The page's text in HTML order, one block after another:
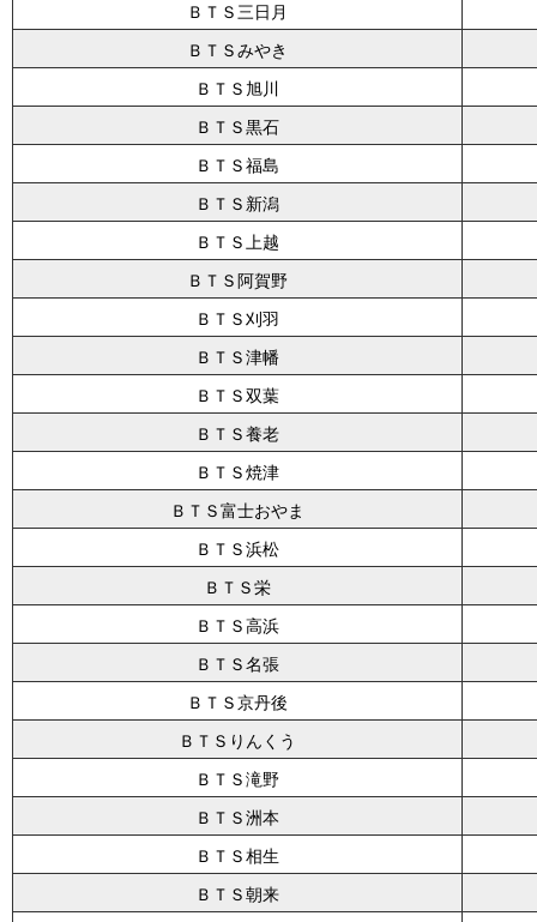
ＢＴＳ三日月
ＢＴＳみやき
ＢＴＳ旭川
ＢＴＳ黒石
ＢＴＳ福島
ＢＴＳ新潟
ＢＴＳ上越
ＢＴＳ阿賀野
ＢＴＳ刈羽
ＢＴＳ津幡
ＢＴＳ双葉
ＢＴＳ養老
ＢＴＳ焼津
ＢＴＳ富士おやま
ＢＴＳ浜松
ＢＴＳ栄
ＢＴＳ高浜
ＢＴＳ名張
ＢＴＳ京丹後
ＢＴＳりんくう
ＢＴＳ滝野
ＢＴＳ洲本
ＢＴＳ相生
ＢＴＳ朝来